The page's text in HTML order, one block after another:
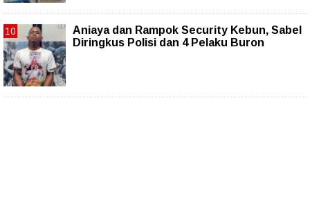
Aniaya dan Rampok Security Kebun, Sabel
Diringkus Polisi dan 4 Pelaku Buron